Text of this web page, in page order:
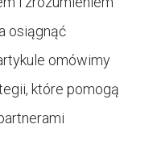
osiągnąć
omówimy
które pomogą